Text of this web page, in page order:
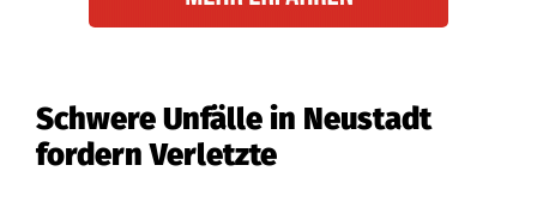
Schwere Unfälle in Neustadt
fordern Verletzte